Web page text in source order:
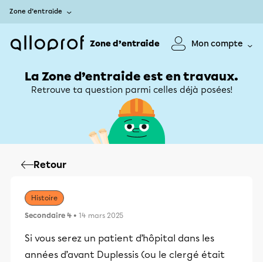
Zone d’entraide
Zone d’entraide Mon compte
La Zone d’entraide est en travaux.
Retrouve ta question parmi celles déjà posées!
Retour
Histoire
Secondaire 4 • 14 mars 2025
Si vous serez un patient d’hôpital dans les
années d’avant Duplessis (ou le clergé était